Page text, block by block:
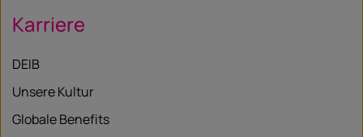
Karriere
DEIB
Unsere Kultur
Globale Benefits